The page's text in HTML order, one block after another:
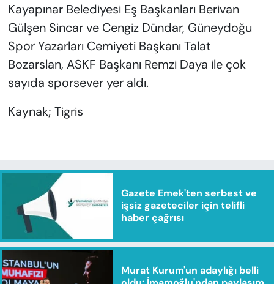
Kayapınar Belediyesi Eş Başkanları Berivan
Gülşen Sincar ve Cengiz Dündar, Güneydoğu
Spor Yazarları Cemiyeti Başkanı Talat
Bozarslan, ASKF Başkanı Remzi Daya ile çok
sayıda sporsever yer aldı.
Kaynak; Tigris
Gazete Emek'ten serbest ve
işsiz gazeteciler için telifli
haber çağrısı
Murat Kurum'un adaylığı belli